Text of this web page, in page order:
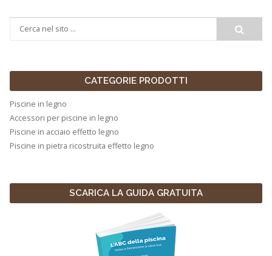
CATEGORIE PRODOTTI
Piscine in legno
Accessori per piscine in legno
Piscine in acciaio effetto legno
Piscine in pietra ricostruita effetto legno
SCARICA LA GUIDA GRATUITA